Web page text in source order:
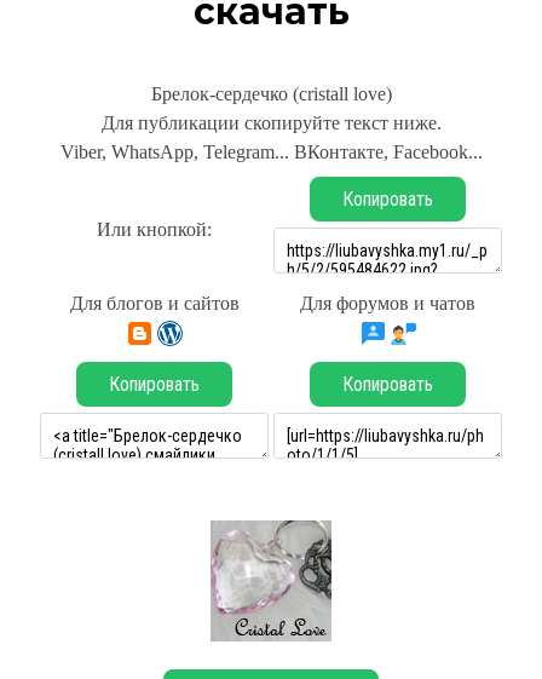
скачать
Брелок-сердечко (cristall love)
Для публикации скопируйте текст ниже.
Viber, WhatsApp, Telegram... ВКонтакте, Facebook...
Или кнопкой:
Копировать
Для блогов и сайтов Для форумов и чатов
Копировать Копировать